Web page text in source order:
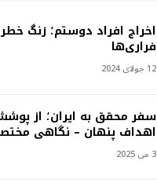
اخراج افراد دوستم؛ زنگ
فراری‌ها
12 جولای 2024
سفر محقق به ایران؛ از
اهداف پنهان – نگاهی
3 می 2025